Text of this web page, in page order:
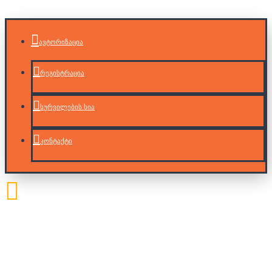
ავტორიზაცია
რეგისტრაცია
სურვილების სია
კონტაქტი